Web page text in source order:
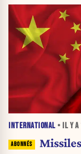
INTERNATIONAL • IL Y A